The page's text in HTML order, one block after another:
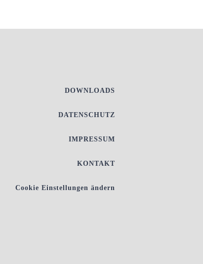
DOWNLOADS
DATENSCHUTZ
IMPRESSUM
KONTAKT
Cookie Einstellungen ändern